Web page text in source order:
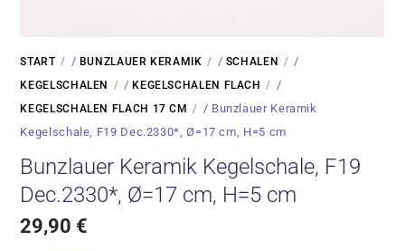
START / BUNZLAUER KERAMIK / SCHALEN /
KEGELSCHALEN /KEGELSCHALEN FLACH /
KEGELSCHALEN FLACH 17 CM
/ Bunzlauer Keramik
Kegelschale, F19 Dec.2330*, Ø=17 cm, H=5 cm
Bunzlauer Keramik Kegelschale, F19
Dec.2330*, Ø=17 cm, H=5 cm
29,90 €